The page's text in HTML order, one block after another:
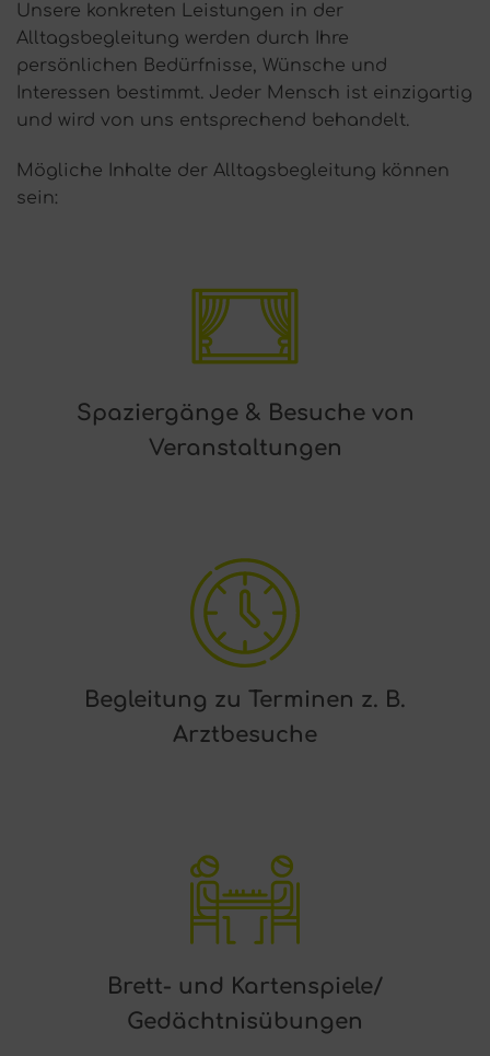
Unsere konkreten Leistungen in der
Alltagsbegleitung werden durch Ihre
persönlichen Bedürfnisse, Wünsche und
Interessen bestimmt. Jeder Mensch ist einzigartig
und wird von uns entsprechend behandelt.
Mögliche Inhalte der Alltagsbegleitung können
sein:
Spaziergänge & Besuche von
Veranstaltungen
Begleitung zu Terminen z. B.
Arztbesuche
Brett- und Kartenspiele/
Gedächtnisübungen